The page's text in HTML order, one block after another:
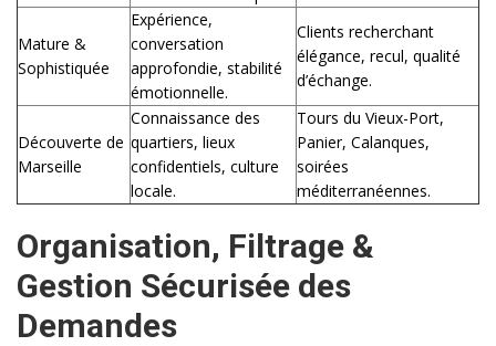
Mature &
Sophistiquée
Expérience,
conversation
approfondie, stabilité
émotionnelle.
Clients recherchant
élégance, recul, qualité
d’échange.
Découverte de
Marseille
Connaissance des
quartiers, lieux
confidentiels, culture
locale.
Tours du Vieux-Port,
Panier, Calanques,
soirées
méditerranéennes.
Organisation, Filtrage &
Gestion Sécurisée des
Demandes